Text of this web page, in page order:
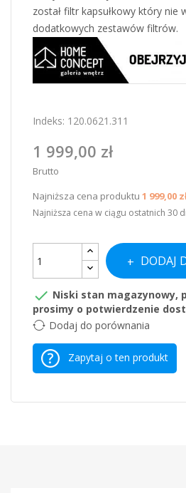
został filtr kapsułkowy który nie
dodatkowych zestawów filtrów.
Indeks: 120.0621.311
1 999,00 zł
Brutto
Najniższa cena produktu 1 999,00
Najniższa cena w ciągu ostatnich 30
DODAJ
 Niski stan magazynowy,
prosimy o potwierdzenie
Dodaj do porównania
Zapytaj o ten produkt